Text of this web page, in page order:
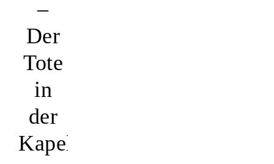
–
Der
Tote
in
der
Kapelle